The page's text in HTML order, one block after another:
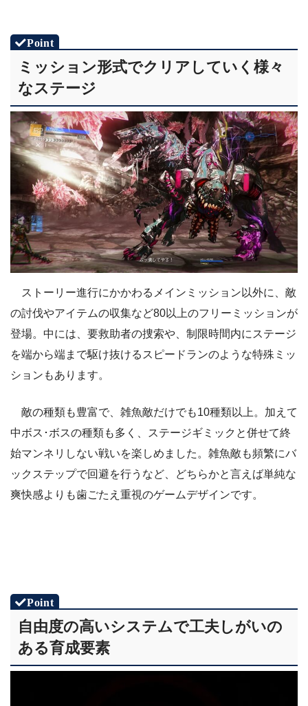
ミッション形式でクリアしていく様々
なステージ
ストーリー進行にかかわるメインミッション以外に、敵
の討伐やアイテムの収集など80以上のフリーミッションが
登場。中には、要救助者の捜索や、制限時間内にステージ
を端から端まで駆け抜けるスピードランのような特殊ミッ
ションもあります。
敵の種類も豊富で、雑魚敵だけでも10種類以上。加えて
中ボス･ボスの種類も多く、ステージギミックと併せて終
始マンネリしない戦いを楽しめました。雑魚敵も頻繁にバ
ックステップで回避を行うなど、どちらかと言えば単純な
爽快感よりも歯ごたえ重視のゲームデザインです。
自由度の高いシステムで工夫しがいの
ある育成要素